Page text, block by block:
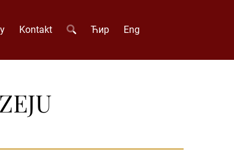
Kontakt Ћир Eng